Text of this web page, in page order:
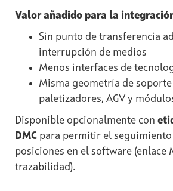
Valor añadido para la
Sin punto de transferencia
interrupción de medios
Menos interfaces de
Misma geometría de soporte
paletizadores, AGV y
Disponible opcionalmente con
DMC para permitir el seguimiento
posiciones en el software (enlace
trazabilidad).